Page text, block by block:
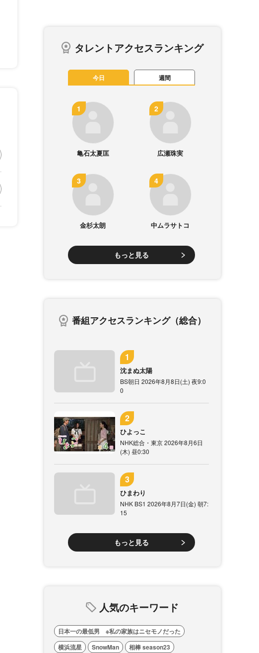
タレントアクセスランキング
今日 週間
亀石太夏匡 広瀬珠実
金杉太朗 中ムラサトコ
もっと見る
番組アクセスランキング（総合）
沈まぬ太陽
BS朝日 2026年8月8日(土) 夜9:0
0
ひよっこ
NHK総合・東京 2026年8月6日
(木) 昼0:30
ひまわり
NHK BS1 2026年8月7日(金) 朝7:
15
もっと見る
人気のキーワード
日本一の最低男 ※私の家族はニセモノだった
横浜流星
SnowMan 相棒 season23